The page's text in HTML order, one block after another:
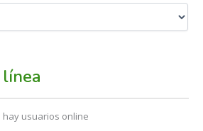
hay usuarios online